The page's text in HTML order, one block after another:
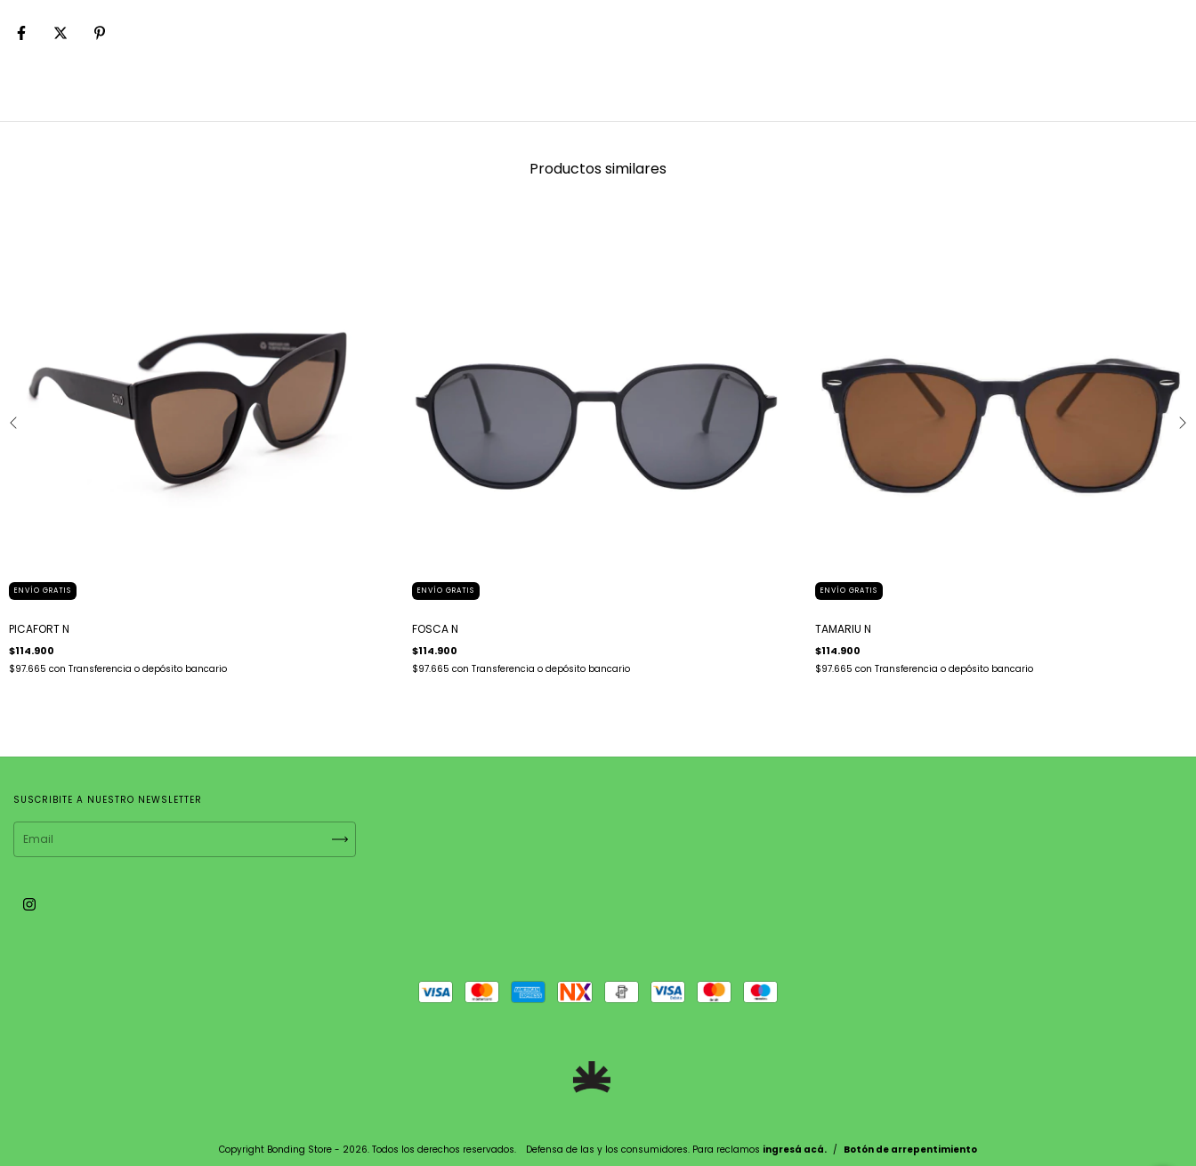
Productos similares
ENVÍO GRATIS
PICAFORT N
$114.900
$97.665 con Transferencia o depósito bancario
ENVÍO GRATIS
FOSCA N
$114.900
$97.665 con Transferencia o depósito bancario
ENVÍO GRATIS
TAMARIU N
$114.900
$97.665 con Transferencia o depósito bancario
SUSCRIBITE A NUESTRO NEWSLETTER
Copyright Bonding Store - 2026. Todos los derechos reservados. Defensa de las y los consumidores. Para reclamos ingresá acá. / Botón de arrepentimiento